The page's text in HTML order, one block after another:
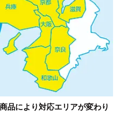
により対応エリアが変わり